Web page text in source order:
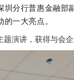
分行普惠金融部
一大亮点。
演讲，获得与会企